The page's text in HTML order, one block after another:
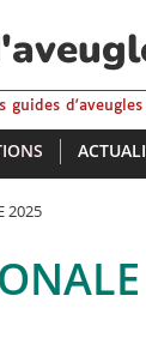
guides d'aveugles
2025